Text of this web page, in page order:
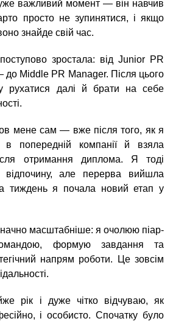
важливий момент — він навчив
просто не зупинятися, і якщо
знайде свій час.
зростала: від Junior PR
до Middle PR Manager. Після цього
рухатися далі й брати на себе
мене сам — вже після того, як я
попередній компанії й взяла
отримання диплома. Я тоді
але перерва вийшла
тиждень я почала новий етап у
масштабніше: я очолюю піар-
формую завдання та
напрям роботи. Це зовсім
рік і дуже чітко відчуваю, як
і особисто. Спочатку було